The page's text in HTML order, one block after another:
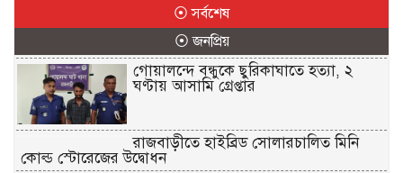
⦿ সর্বশেষ
⦿ জনপ্রিয়
গোয়ালন্দে বন্ধুকে ছুরিকাঘাতে হত্যা, ২
ঘণ্টায় আসামি গ্রেপ্তার
রাজবাড়ীতে হাইব্রিড সোলারচালিত মিনি
কোল্ড স্টোরেজের উদ্বোধন